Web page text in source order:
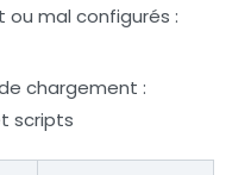
ou mal configurés :
chargement :
scripts